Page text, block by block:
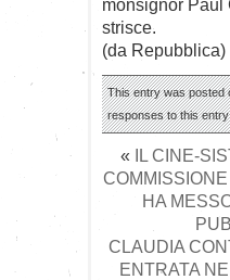
monsignor Paul
strisce.
(da Repubblica)
This entry was posted
responses to this
« IL CINE-
HA
CLAUDIA
ENTRATA